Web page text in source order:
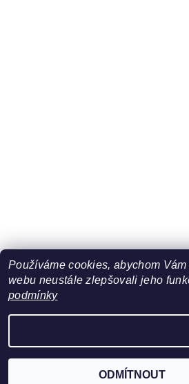
Používáme cookies, abychom
webu neustále zlepšovali jeho
podmínky
ODMÍTNOUT